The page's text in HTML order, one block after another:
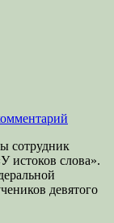
сотрудник
истоков слова».
девятого